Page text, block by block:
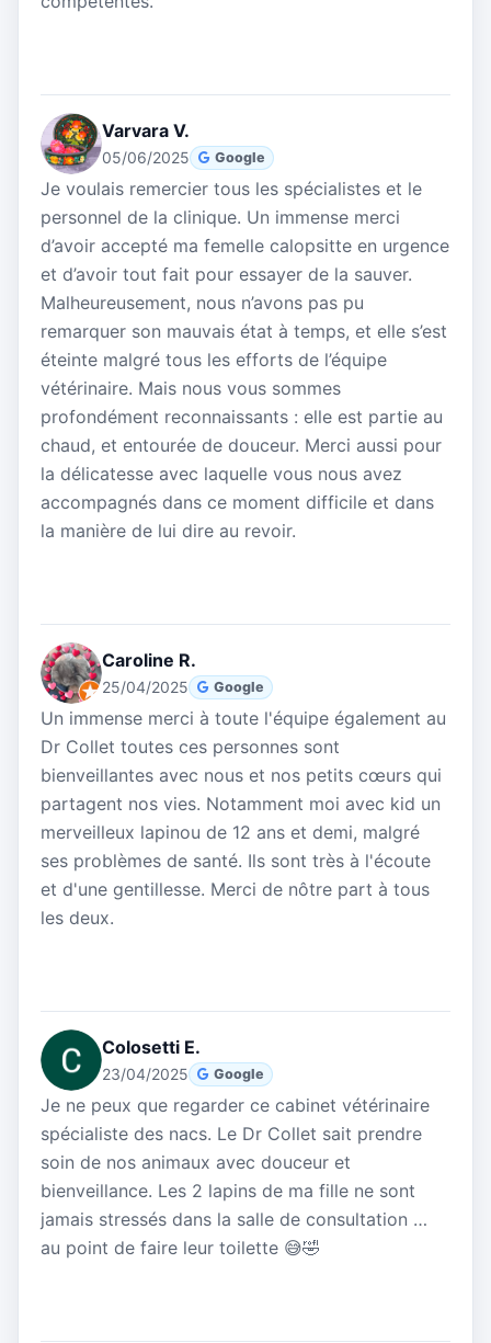
Varvara V.
05/06/2025 Google
Je voulais remercier tous les spécialistes et le
personnel de la clinique. Un immense merci
d’avoir accepté ma femelle calopsitte en urgence
et d’avoir tout fait pour essayer de la sauver.
Malheureusement, nous n’avons pas pu
remarquer son mauvais état à temps, et elle s’est
éteinte malgré tous les efforts de l’équipe
vétérinaire. Mais nous vous sommes
profondément reconnaissants : elle est partie au
chaud, et entourée de douceur. Merci aussi pour
la délicatesse avec laquelle vous nous avez
accompagnés dans ce moment difficile et dans
la manière de lui dire au revoir.
Caroline R.
25/04/2025 Google
Un immense merci à toute l'équipe également au
Dr Collet toutes ces personnes sont
bienveillantes avec nous et nos petits cœurs qui
partagent nos vies. Notamment moi avec kid un
merveilleux lapinou de 12 ans et demi, malgré
ses problèmes de santé. Ils sont très à l'écoute
et d'une gentillesse. Merci de nôtre part à tous
les deux.
Colosetti E.
23/04/2025 Google
Je ne peux que regarder ce cabinet vétérinaire
spécialiste des nacs. Le Dr Collet sait prendre
soin de nos animaux avec douceur et
bienveillance. Les 2 lapins de ma fille ne sont
jamais stressés dans la salle de consultation …
au point de faire leur toilette 😅🤣